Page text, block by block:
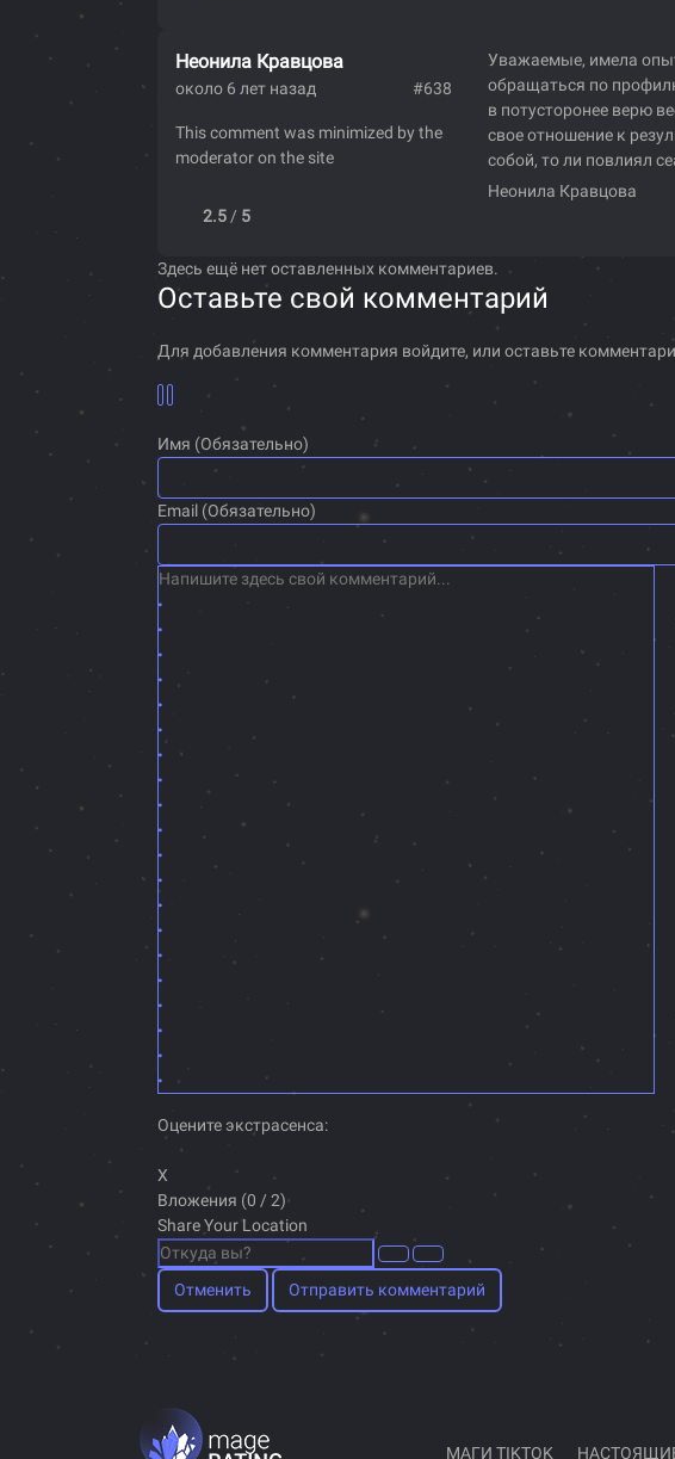
Неонила Кравцова
около 6 лет назад #638
This comment was minimized by the
moderator on the site
Уважаемые, имела
обращаться по
в потусторонее верю
свое отношение к
собой, то ли повлиял
Неонила Кравцова
2.5 / 5
Здесь ещё нет оставленных комментариев.
Оставьте свой комментарий
Для добавления комментария войдите, или оставьте
Имя (Обязательно)
Email (Обязательно)
Оцените экстрасенса:
X
Вложения (0 / 2)
Share Your Location
Отменить Отправить комментарий
МАГИ TIKTOK